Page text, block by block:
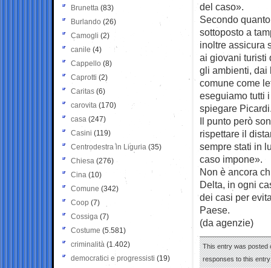
del caso».
Secondo
sottoposto a
inoltre assicura
ai giovani turisti
gli ambienti, dai
comune come
eseguiamo tutti
spiegare
Il punto però
rispettare il
sempre stati in
caso impone».
Non è ancora
Delta, in ogni
dei casi per
Paese.
(da agenzie)
This entry was posted
responses to this
Brunetta (83)
Burlando (26)
Camogli (2)
canile (4)
Cappello (8)
Caprotti (2)
Caritas (6)
carovita (170)
casa (247)
Casini (119)
Centrodestra in Liguria (35)
Chiesa (276)
Cina (10)
Comune (342)
Coop (7)
Cossiga (7)
Costume (5.581)
criminalità (1.402)
democratici e progressisti (19)